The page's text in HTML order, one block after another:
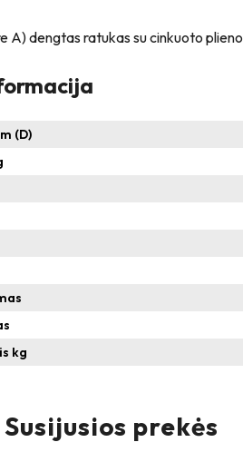
A) dengtas ratukas su cinkuoto
(D)
kg
Susijusios prekės